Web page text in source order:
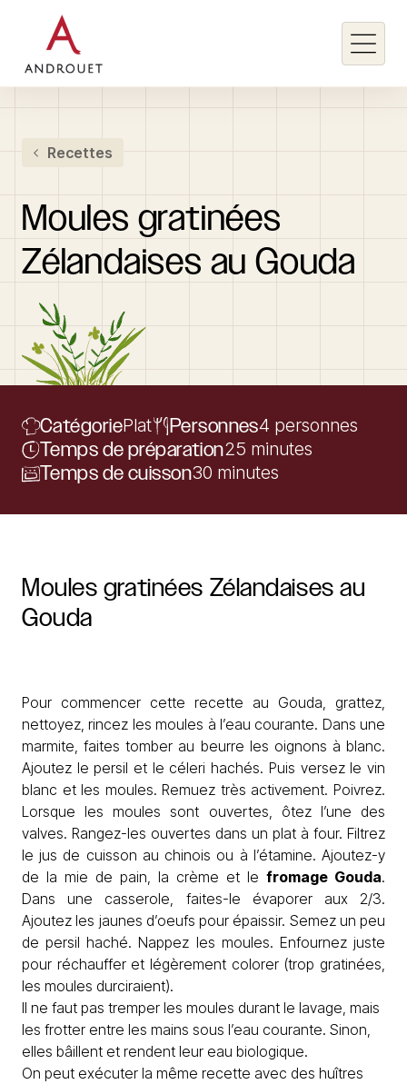
Rechercher un mot clé
Recettes
Moules gratinées
Zélandaises au Gouda
CatégoriePlat Personnes4 personnes
Temps de préparation25 minutes
Temps de cuisson30 minutes
Moules gratinées Zélandaises au
Gouda
Pour commencer cette recette au Gouda, grattez,
nettoyez, rincez les moules à l’eau courante. Dans une
marmite, faites tomber au beurre les oignons à blanc.
Ajoutez le persil et le céleri hachés. Puis versez le vin
blanc et les moules. Remuez très activement. Poivrez.
Lorsque les moules sont ouvertes, ôtez l’une des
valves. Rangez-les ouvertes dans un plat à four. Filtrez
le jus de cuisson au chinois ou à l’étamine. Ajoutez-y
de la mie de pain, la crème et le fromage Gouda.
Dans une casserole, faites-le évaporer aux 2/3.
Ajoutez les jaunes d’oeufs pour épaissir. Semez un peu
de persil haché. Nappez les moules. Enfournez juste
pour réchauffer et légèrement colorer (trop gratinées,
les moules durciraient).
Il ne faut pas tremper les moules durant le lavage, mais
les frotter entre les mains sous l’eau courante. Sinon,
elles bâillent et rendent leur eau biologique.
On peut exécuter la même recette avec des huîtres